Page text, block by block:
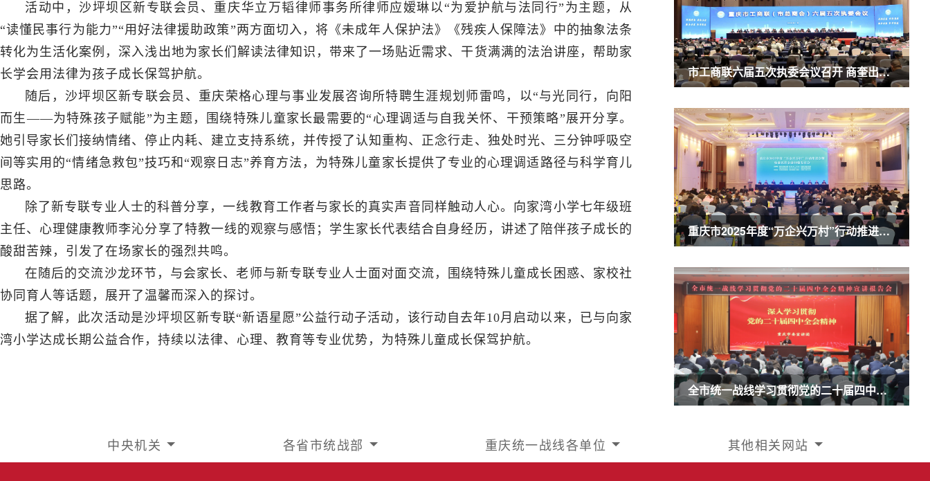
活动中，沙坪坝区新专联会员、重庆华立万韬律师事务所律师应嫒琳以“为爱护航与法同行”为主题，从
“读懂民事行为能力”“用好法律援助政策”两方面切入，将《未成年人保护法》《残疾人保障法》中的抽象法条
转化为生活化案例，深入浅出地为家长们解读法律知识，带来了一场贴近需求、干货满满的法治讲座，帮助家
长学会用法律为孩子成长保驾护航。
随后，沙坪坝区新专联会员、重庆荣格心理与事业发展咨询所特聘生涯规划师雷鸣，以“与光同行，向阳
而生——为特殊孩子赋能”为主题，围绕特殊儿童家长最需要的“心理调适与自我关怀、干预策略”展开分享。
她引导家长们接纳情绪、停止内耗、建立支持系统，并传授了认知重构、正念行走、独处时光、三分钟呼吸空
间等实用的“情绪急救包”技巧和“观察日志”养育方法，为特殊儿童家长提供了专业的心理调适路径与科学育儿
思路。
除了新专联专业人士的科普分享，一线教育工作者与家长的真实声音同样触动人心。向家湾小学七年级班
主任、心理健康教师李沁分享了特教一线的观察与感悟；学生家长代表结合自身经历，讲述了陪伴孩子成长的
酸甜苦辣，引发了在场家长的强烈共鸣。
在随后的交流沙龙环节，与会家长、老师与新专联专业人士面对面交流，围绕特殊儿童成长困惑、家校社
协同育人等话题，展开了温馨而深入的探讨。
据了解，此次活动是沙坪坝区新专联“新语星愿”公益行动子活动，该行动自去年10月启动以来，已与向家
湾小学达成长期公益合作，持续以法律、心理、教育等专业优势，为特殊儿童成长保驾护航。
市工商联六届五次执委会议召开 商奎出席并讲话
重庆市2025年度“万企兴万村”行动推进会暨农业民营企业50强发布会召开 商奎出席并讲话
全市统一战线学习贯彻党的二十届四中全会精神宣讲报告会召开 商奎作宣讲报告
中央机关 各省市统战部 重庆统一战线各单位 其他相关网站